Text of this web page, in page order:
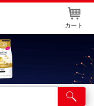
カート